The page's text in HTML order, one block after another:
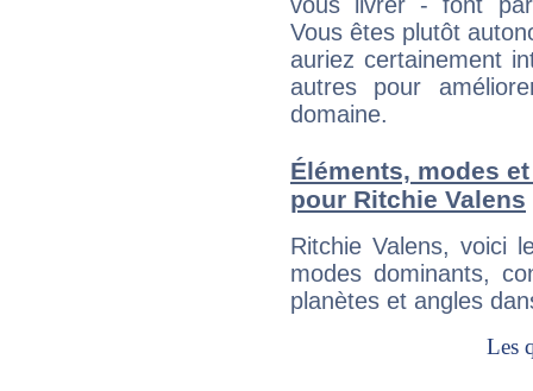
vous livrer - font
Vous êtes plutôt
auriez certainement
autres pour
domaine.
Éléments, modes
pour Ritchie Valens
Ritchie Valens, voici
modes dominants,
planètes et angles